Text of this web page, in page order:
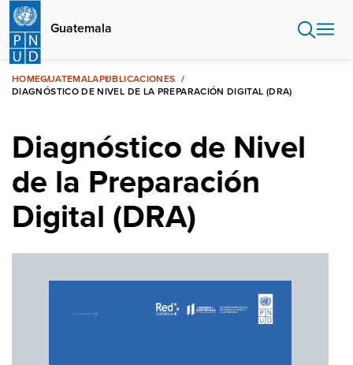
Pasar
contenido
principal
Guatemala
HOMEGUATEMALAPUBLICACIONES
DIAGNÓSTICO DE NIVEL DE LA PREPARACIÓN DIGITAL (DRA)
Diagnóstico de Nivel
de la Preparación
Digital (DRA)